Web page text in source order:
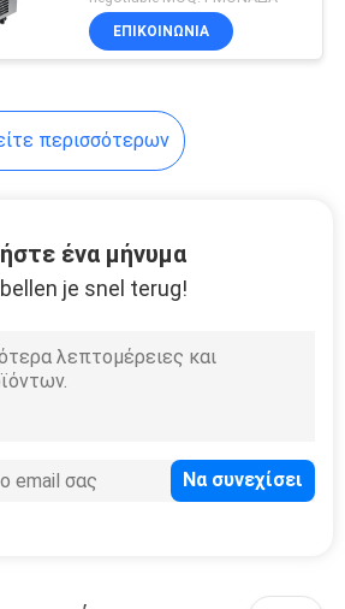
τομέα
εμπορευματοκιβώτιο
ΕΠΙΚΟΙΝΩΝΊΑ
περισσότερων
ένα μήνυμα
je snel terug!